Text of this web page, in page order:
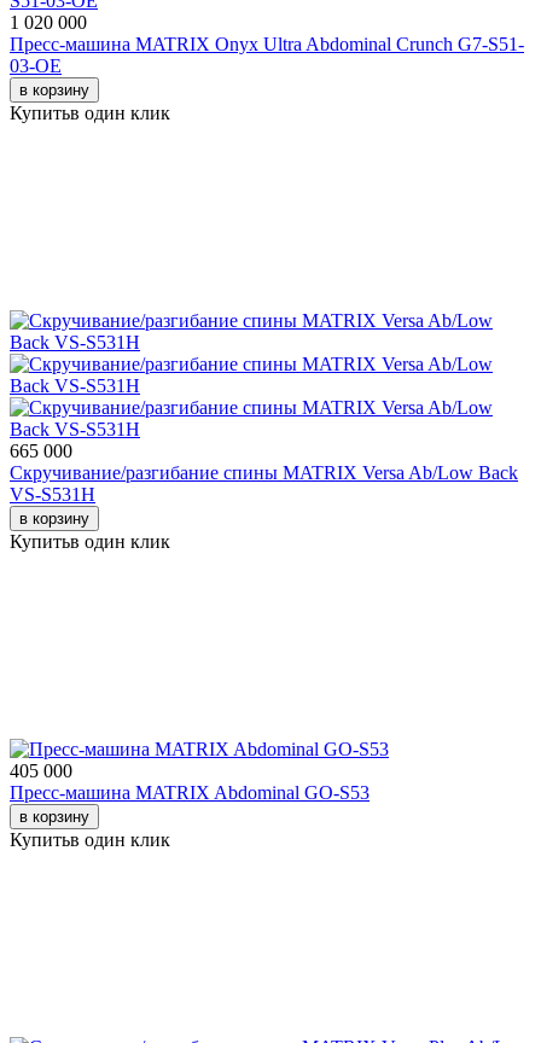
1 020 000
Пресс-машина MATRIX Onyx Ultra Abdominal Crunch G7-S51-
03-OE
в корзину
Купитьв один клик
665 000
Скручивание/разгибание спины MATRIX Versa Ab/Low Back
VS-S531H
в корзину
Купитьв один клик
405 000
Пресс-машина MATRIX Abdominal GO-S53
в корзину
Купитьв один клик